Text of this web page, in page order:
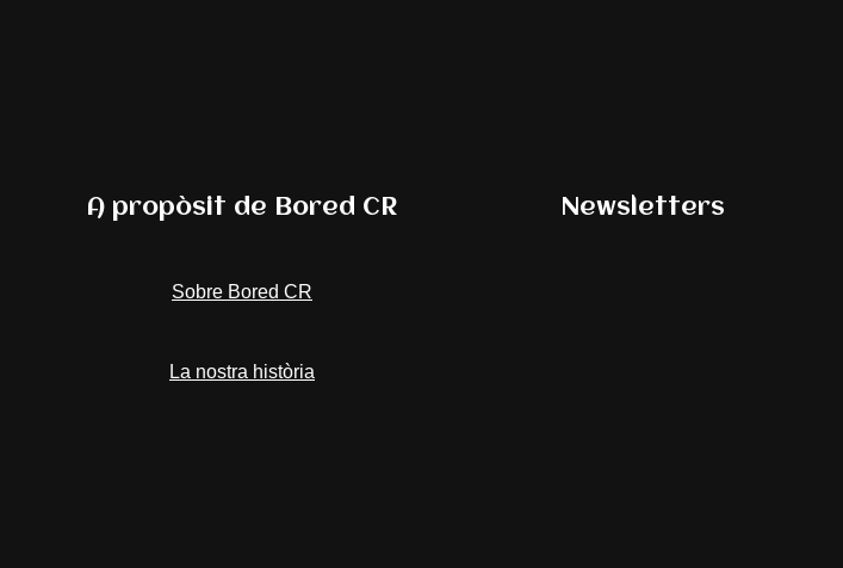
A propòsit de Bored CR
Sobre Bored CR
La nostra història
Newsletters